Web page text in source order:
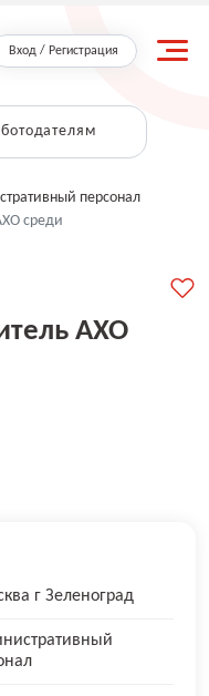
Вход / Регистрация
персонал
среди
АХО
г Зеленоград